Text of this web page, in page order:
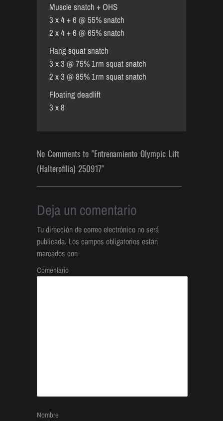
Muscle snatch + OHS
3 x 4 + 6 @ 55% snatch
2 x 4 + 6 @ 65% snatch
Hang squat snatch
3 x 3 @ 75% 1rm squat snatch
2 x 3 @ 85% 1rm squat snatch
Floating deadlift
3 x 8
No Comments to "Entrenamiento Olympic Lift
(Halterofilia) 250917"
Deja un comentario
Tu dirección de correo electrónico no será
publicada. Los campos obligatorios están
marcados con
Comentario
Nombre